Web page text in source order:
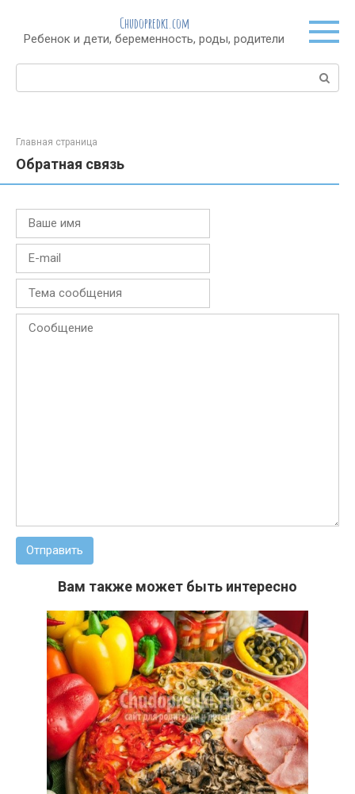
контенту
Chudopredki.com
Ребенок и дети, беременность, роды, родители
Поиск:
Главная страница
Обратная связь
Отправить
Вам также может быть интересно